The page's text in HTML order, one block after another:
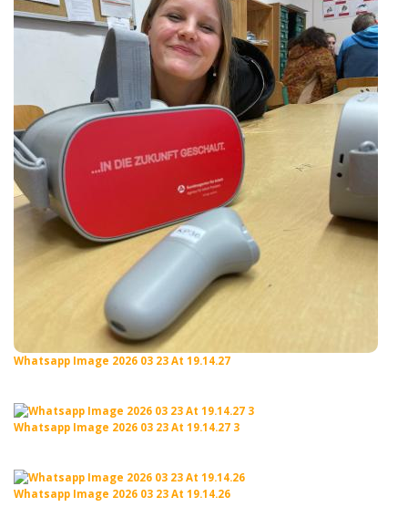
Whatsapp Image 2026 03 23 At 19.14.27
Whatsapp Image 2026 03 23 At 19.14.27 3
Whatsapp Image 2026 03 23 At 19.14.26